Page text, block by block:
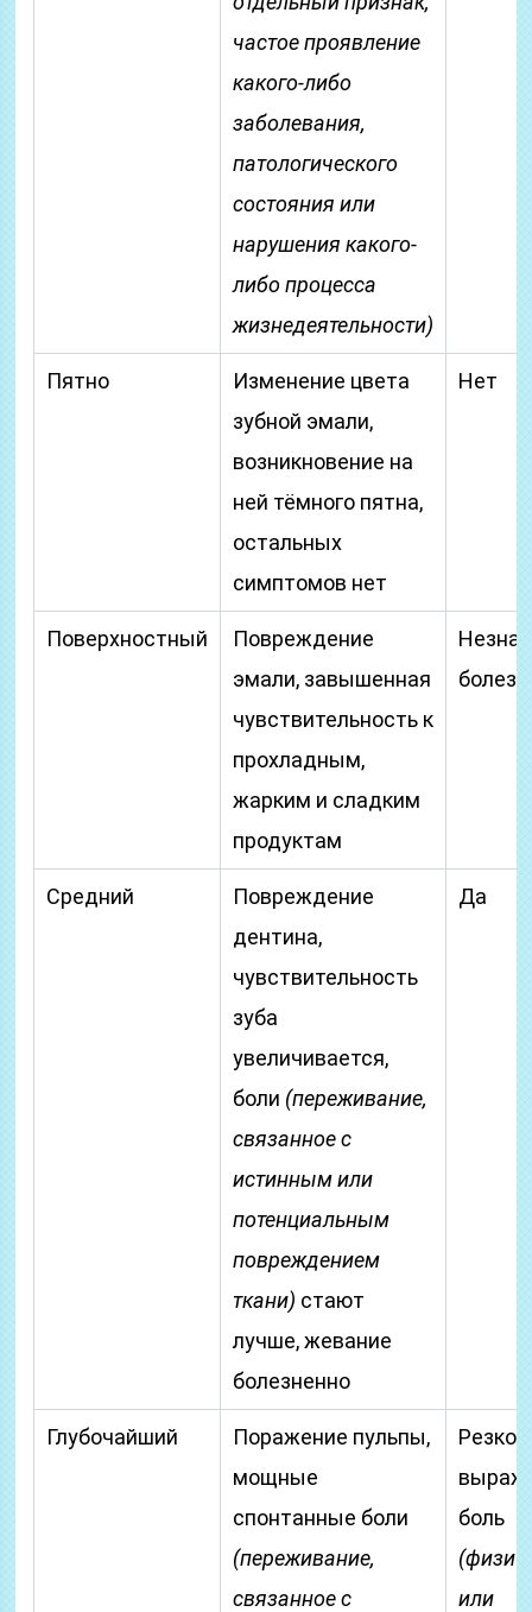
частое проявление
какого-либо
заболевания,
патологического
состояния или
нарушения какого-
либо процесса
жизнедеятельности)
Пятно
Изменение цвета
зубной эмали,
возникновение на
ней тёмного пятна,
остальных
симптомов нет
Нет
Поверхностный
Повреждение
эмали, завышенная
чувствительность к
прохладным,
жарким и сладким
продуктам
Средний
Повреждение
дентина,
чувствительность
зуба
увеличивается,
боли (переживание,
связанное с
истинным или
потенциальным
повреждением
ткани) стают
лучше, жевание
болезненно
Да
Глубочайший
Поражение пульпы,
мощные
спонтанные боли
(переживание,
связанное с
Резко
боль
или